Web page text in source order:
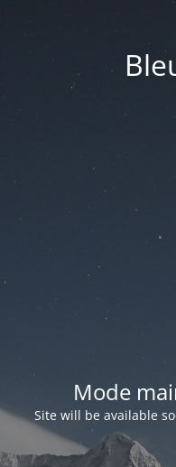
Mode
Site will be available